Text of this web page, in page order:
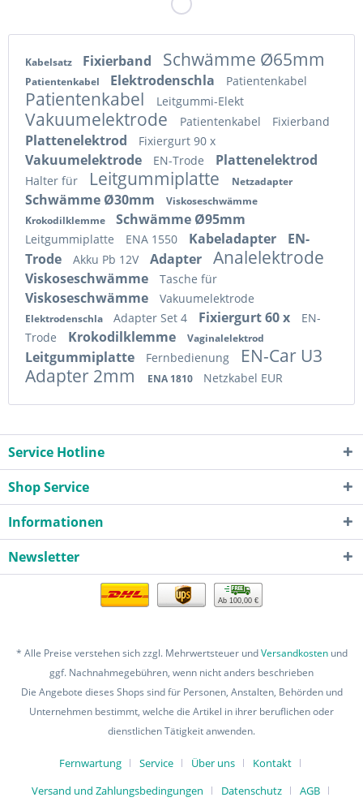
Kabelsatz Fixierband Schwämme Ø65mm
Patientenkabel Elektrodenschla Patientenkabel
Patientenkabel Leitgummi-Elekt
Vakuumelektrode Patientenkabel Fixierband
Plattenelektrod Fixiergurt 90 x
Vakuumelektrode EN-Trode Plattenelektrod
Halter für Leitgummiplatte Netzadapter
Schwämme Ø30mm
Viskoseschwämme
Krokodilklemme
Schwämme Ø95mm
Leitgummiplatte ENA 1550 Kabeladapter
EN-
Trode
Akku Pb 12V Adapter Analelektrode
Viskoseschwämme Tasche für
Viskoseschwämme Vakuumelektrode
Elektrodenschla Adapter Set 4 Fixiergurt 60 x
EN-
Trode
Krokodilklemme Vaginalelektrod
Leitgummiplatte Fernbedienung
EN-Car U3
Adapter 2mm
ENA 1810 Netzkabel EUR
Service Hotline
Shop Service
Informationen
Newsletter
Ab 100,00 €
* Alle Preise verstehen sich zzgl. Mehrwertsteuer undVersandkostenund
ggf. Nachnahmegebühren, wenn nicht anders beschrieben
Die Angebote dieses Shops sind für Personen, Anstalten, Behörden und
Unternehmen bestimmt, welche die Artikel in ihrer beruflichen oder
dienstlichen Tätigkeit anwenden.
Fernwartung Service Über uns
Kontakt
Versand und Zahlungsbedingungen
Datenschutz AGB